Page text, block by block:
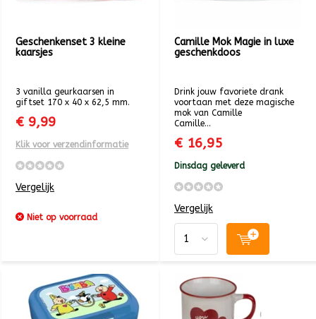
Geschenkenset 3 kleine
kaarsjes
3 vanilla geurkaarsen in
giftset 170 x 40 x 62,5 mm.
€ 9,99
Klik voor verzendinformatie
Vergelijk
Niet op voorraad
Camille Mok Magie in luxe
geschenkdoos
Drink jouw favoriete drank
voortaan met deze magische
mok van Camille
Camille...
€ 16,95
Dinsdag geleverd
Vergelijk